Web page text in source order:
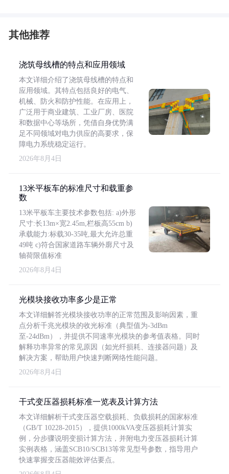
其他推荐
浇筑母线槽的特点和应用领域
本文详细介绍了浇筑母线槽的特点和
应用领域。其特点包括良好的电气、
机械、防火和防护性能。在应用上，
广泛用于商业建筑、工业厂房、医院
和数据中心等场所，凭借自身优势满
足不同领域对电力供应的高要求，保
障电力系统稳定运行。
2026年8月4日
13米平板车的标准尺寸和载重参
数
13米平板车主要技术参数包括: a)外形
尺寸:长13m×宽2.45m,栏板高55cm b)
承载能力:标载30-35吨,最大允许总重
49吨 c)符合国家道路车辆外廓尺寸及
轴荷限值标准
2026年8月4日
光模块接收功率多少是正常
本文详细解答光模块接收功率的正常范围及影响因素，重
点分析千兆光模块的收光标准（典型值为-3dBm
至-24dBm），并提供不同速率光模块的参考值表格。同时
解释功率异常的常见原因（如光纤损耗、连接器问题）及
解决方案，帮助用户快速判断网络性能问题。
2026年8月4日
干式变压器损耗标准一览表及计算方法
本文详细解析干式变压器空载损耗、负载损耗的国家标准
（GB/T 10228-2015），提供1000kVA变压器损耗计算实
例，分步骤说明变损计算方法，并附电力变压器损耗计算
实例表格，涵盖SCB10/SCB13等常见型号参数，指导用户
快速掌握变压器能效评估要点。